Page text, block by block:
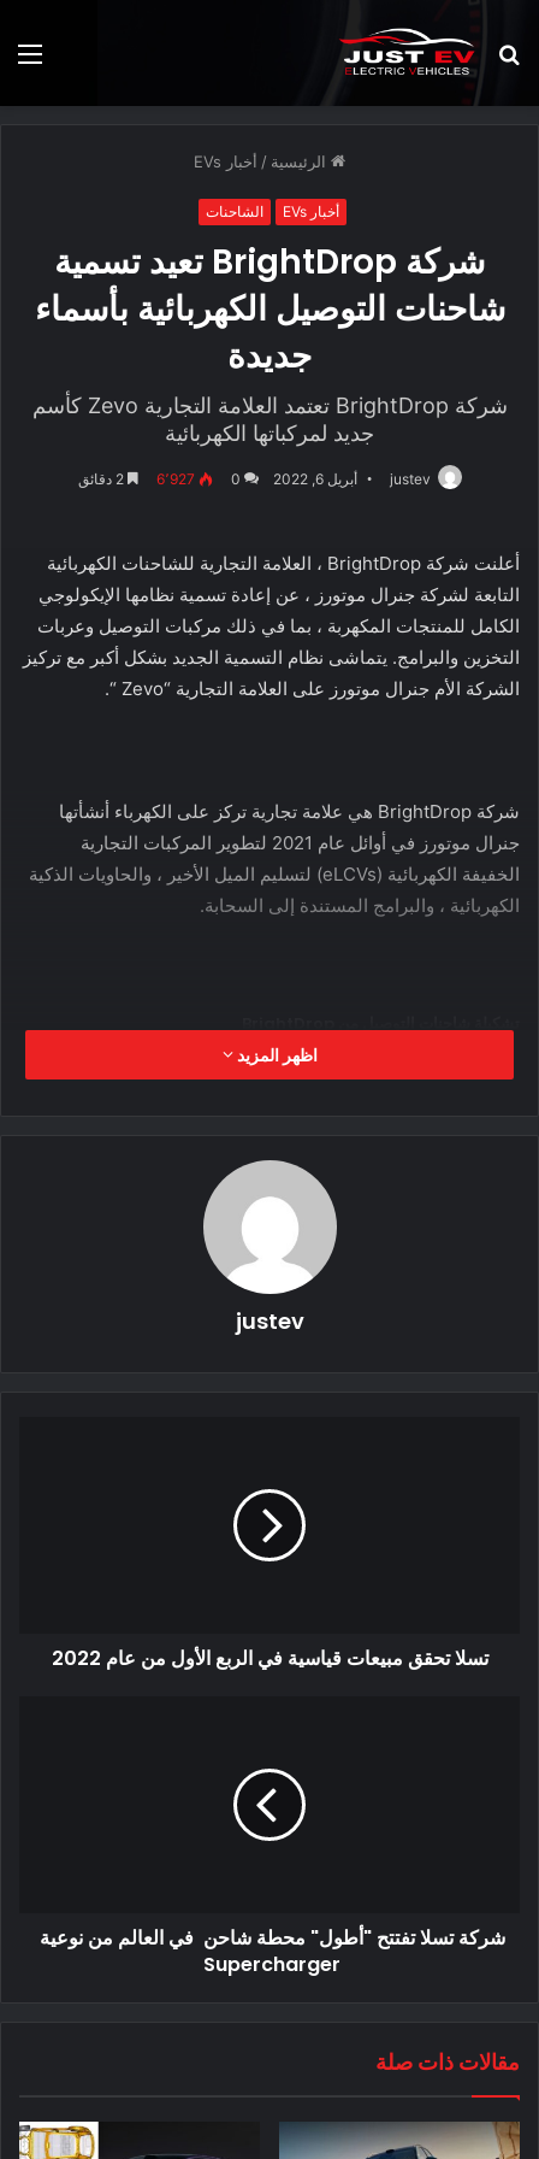
بحث
عن
الرئيسية / أخبار EVs
أخبار EVs الشاحنات
شركة BrightDrop تعيد تسمية
شاحنات التوصيل الكهربائية بأسماء
جديدة
شركة BrightDrop تعتمد العلامة التجارية Zevo كأسم
جديد لمركباتها الكهربائية
justev أبريل 6, 2022 0 6٬927 2 دقائق
أعلنت شركة BrightDrop ، العلامة التجارية للشاحنات الكهربائية
التابعة لشركة جنرال موتورز ، عن إعادة تسمية نظامها الإيكولوجي
الكامل للمنتجات المكهربة ، بما في ذلك مركبات التوصيل وعربات
التخزين والبرامج. يتماشى نظام التسمية الجديد بشكل أكبر مع تركيز
الشركة الأم جنرال موتورز على العلامة التجارية “Zevo “.
شركة BrightDrop هي علامة تجارية تركز على الكهرباء أنشأتها
جنرال موتورز في أوائل عام 2021 لتطوير المركبات التجارية
الخفيفة الكهربائية (eLCVs) لتسليم الميل الأخير ، والحاويات الذكية
الكهربائية ، والبرامج المستندة إلى السحابة.
عندما أعلنت ماري بارا ، الرئيس التنفيذي لشركة جنرال موتورز ، عن
وعربة التخزين EP1. يتم تشغيلها جميعًا بواسطة منصة برمجيات
اظهر المزيد
justev
تسلا تحقق مبيعات قياسية في الربع الأول من عام 2022
شركة تسلا تفتتح "أطول" محطة شاحن في العالم من نوعية
Supercharger
مقالات ذات صلة